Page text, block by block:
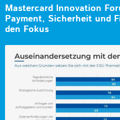
Mastercard Innovation
Payment, Sicherheit und
den Fokus